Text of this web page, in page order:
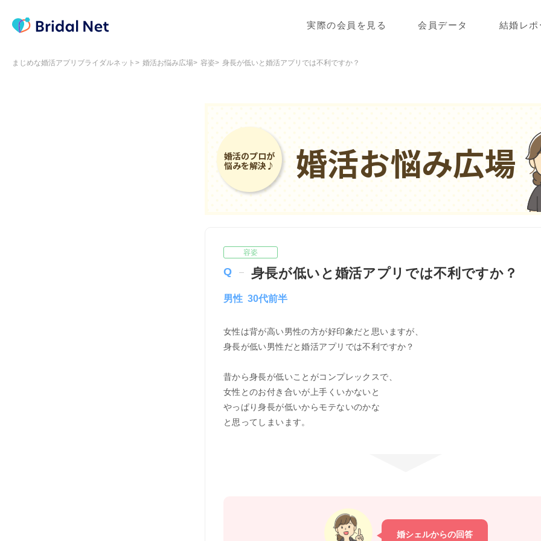
実際の会員を見る 会員データ 結婚レポ
まじめな婚活アプリブライダルネット 婚活お悩み広場 容姿 身長が低いと婚活アプリでは不利ですか？
婚活お悩み広場
容姿
身長が低いと婚活アプリでは不利ですか？
男性 30代前半
女性は背が高い男性の方が好印象だと思いますが、
身長が低い男性だと婚活アプリでは不利ですか？
昔から身長が低いことがコンプレックスで、
女性とのお付き合いが上手くいかないと
やっぱり身長が低いからモテないのかな
と思ってしまいます。
婚シェルからの回答